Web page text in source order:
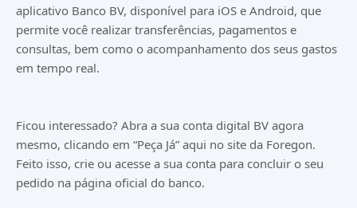
aplicativo Banco BV, disponível para iOS e Android, que
permite você realizar transferências, pagamentos e
consultas, bem como o acompanhamento dos seus gastos
em tempo real.
Ficou interessado? Abra a sua conta digital BV agora
mesmo, clicando em “Peça Já” aqui no site da Foregon.
Feito isso, crie ou acesse a sua conta para concluir o seu
pedido na página oficial do banco.